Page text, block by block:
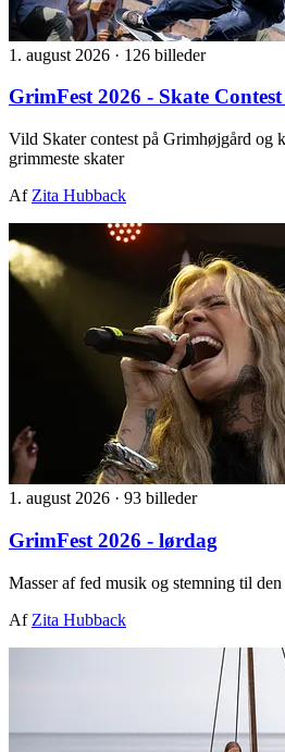
1. august 2026 · 126 billeder
GrimFest 2026 - Skate
Vild Skater contest på Grimhøjgård og
grimmeste skater
Af Zita Hubback
1. august 2026 · 93 billeder
GrimFest 2026 - lørdag
Masser af fed musik og stemning til
Af Zita Hubback